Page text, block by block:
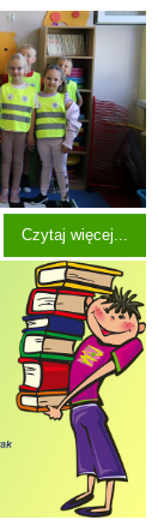
Czytaj więcej...